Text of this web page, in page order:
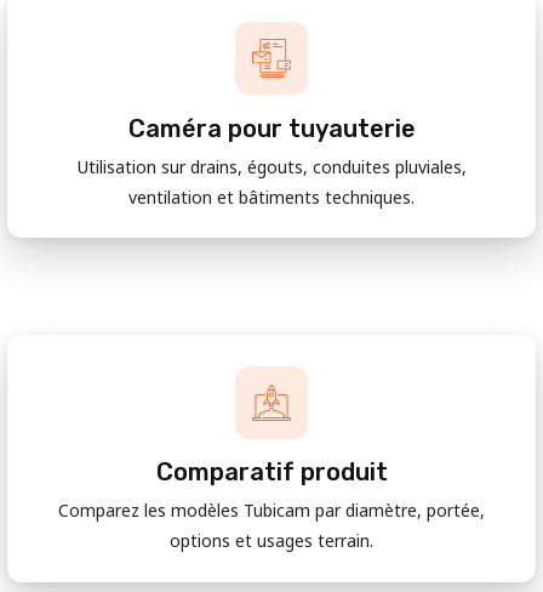
Caméra pour tuyauterie
Utilisation sur drains, égouts, conduites pluviales,
ventilation et bâtiments techniques.
Comparatif produit
Comparez les modèles Tubicam par diamètre, portée,
options et usages terrain.